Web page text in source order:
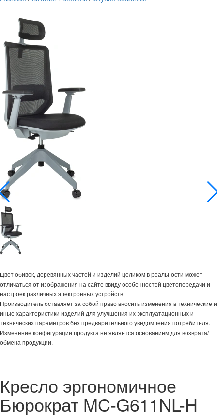
Цвет обивок, деревянных частей и изделий целиком в реальности может
отличаться от изображения на сайте ввиду особенностей цветопередачи и
настроек различных электронных устройств.
Производитель оставляет за собой право вносить изменения в технические и
иные характеристики изделий для улучшения их эксплуатационных и
технических параметров без предварительного уведомления потребителя.
Изменение конфигурации продукта не является основанием для возврата/
обмена продукции.
Кресло эргономичное
Бюрократ MC-G611NL-H